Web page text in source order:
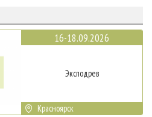
16-18.09.2026
Эксподрев
Красноярск